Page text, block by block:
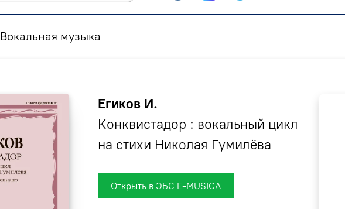
Вокальная музыка
Егиков И.
Конквистадор : вокальный цикл
на стихи Николая Гумилёва
Открыть в ЭБС E-MUSICA